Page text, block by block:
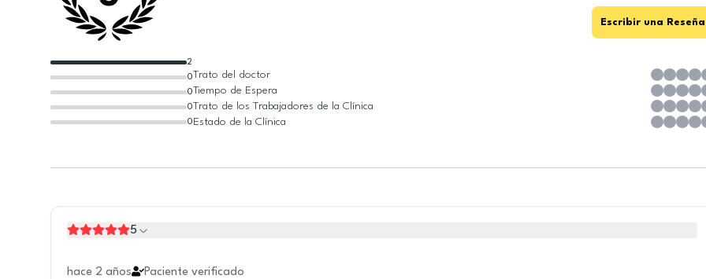
0
0
0
0
2
Escribir una Reseña
Trato del doctor
Tiempo de Espera
Trato de los Trabajadores de la Clínica
Estado de la Clínica
5
hace 2 años
Paciente verificado